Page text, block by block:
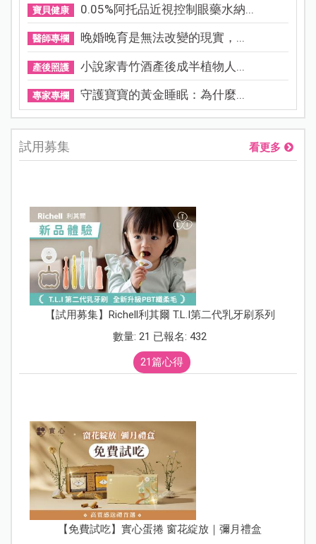
寶貝健康 0.05%阿托品近視控制眼藥水納...
醫師專欄 晚婚晚育是無法改變的現實，...
產後照護 小說家青竹酒產後成半植物人...
專家專欄 守護寶寶的黃金睡眠：為什麼...
試用募集 看更多
【試用募集】Richell利其爾 T.L.I第二代乳牙刷系列
數量: 21 已報名: 432
21篇心得
【免費試吃】實心蛋捲 窗花綻放｜彌月禮盒